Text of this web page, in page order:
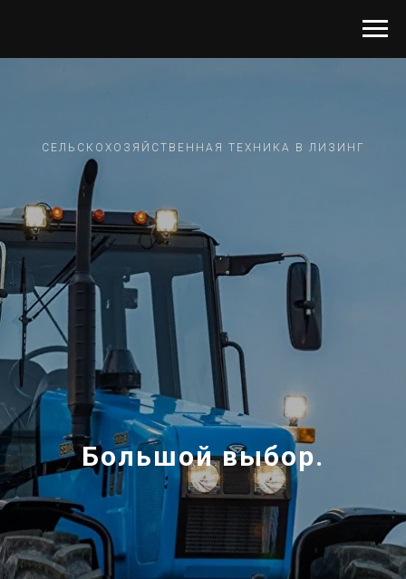
Большой выбор.
СЕЛЬСКОХОЗЯЙСТВЕННАЯ ТЕХНИКА В ЛИЗИНГ